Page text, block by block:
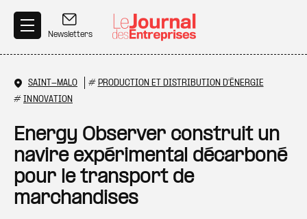
Newsletters
SAINT-MALO # PRODUCTION ET DISTRIBUTION D'ÉNERGIE
# INNOVATION
Energy Observer construit un
navire expérimental décarboné
pour le transport de
marchandises